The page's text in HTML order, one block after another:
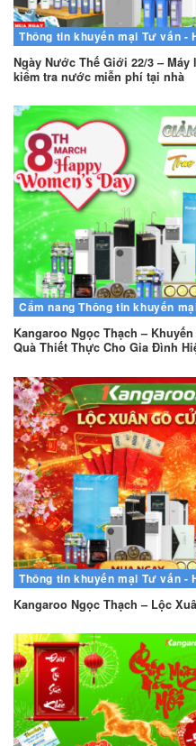
Thông tin khuyến mại Tư vấn -
Ngày Nước Thế Giới 22/3 –
kiểm tra nước miễn phí tại nhà
Cẩm nang Thông tin khuyến
Kangaroo Ngọc Thạch –
Quà Thiết Thực Cho Gia Đình
Thông tin khuyến mại Tư vấn -
Kangaroo Ngọc Thạch – Lộc